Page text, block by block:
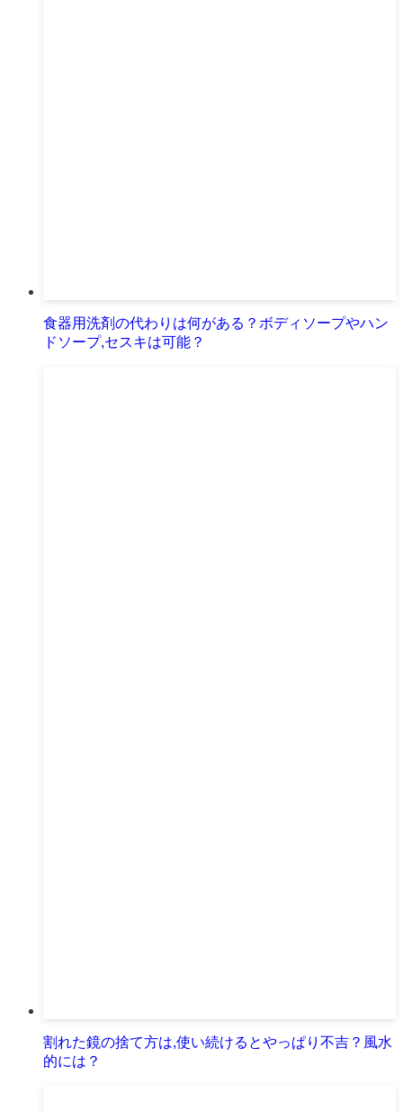
食器用洗剤の代わりは何がある？ボディソープやハン
ドソープ,セスキは可能？
割れた鏡の捨て方は,使い続けるとやっぱり不吉？風水
的には？